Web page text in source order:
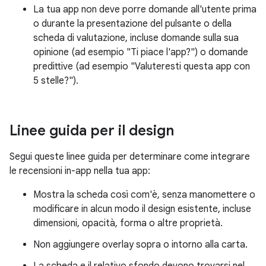
La tua app non deve porre domande all'utente prima
o durante la presentazione del pulsante o della
scheda di valutazione, incluse domande sulla sua
opinione (ad esempio "Ti piace l'app?") o domande
predittive (ad esempio "Valuteresti questa app con
5 stelle?").
Linee guida per il design
Segui queste linee guida per determinare come integrare
le recensioni in-app nella tua app:
Mostra la scheda così com'è, senza manomettere o
modificare in alcun modo il design esistente, incluse
dimensioni, opacità, forma o altre proprietà.
Non aggiungere overlay sopra o intorno alla carta.